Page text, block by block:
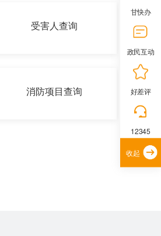
受害人查询
消防项目查询
甘快办
政民互动
好差评
12345
收起